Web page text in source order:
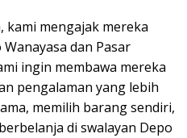
kami mengajak mereka
dan Pasar
ingin membawa mereka
pengalaman yang lebih
memilih barang sendiri,
di swalayan Depo